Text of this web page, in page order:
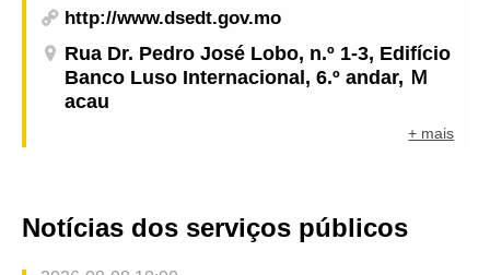
http://www.dsedt.gov.mo
Rua Dr. Pedro José Lobo, n.º 1-3, Edifício
Banco Luso Internacional, 6.º andar, Ｍ
acau
+ mais
Notícias dos serviços públicos